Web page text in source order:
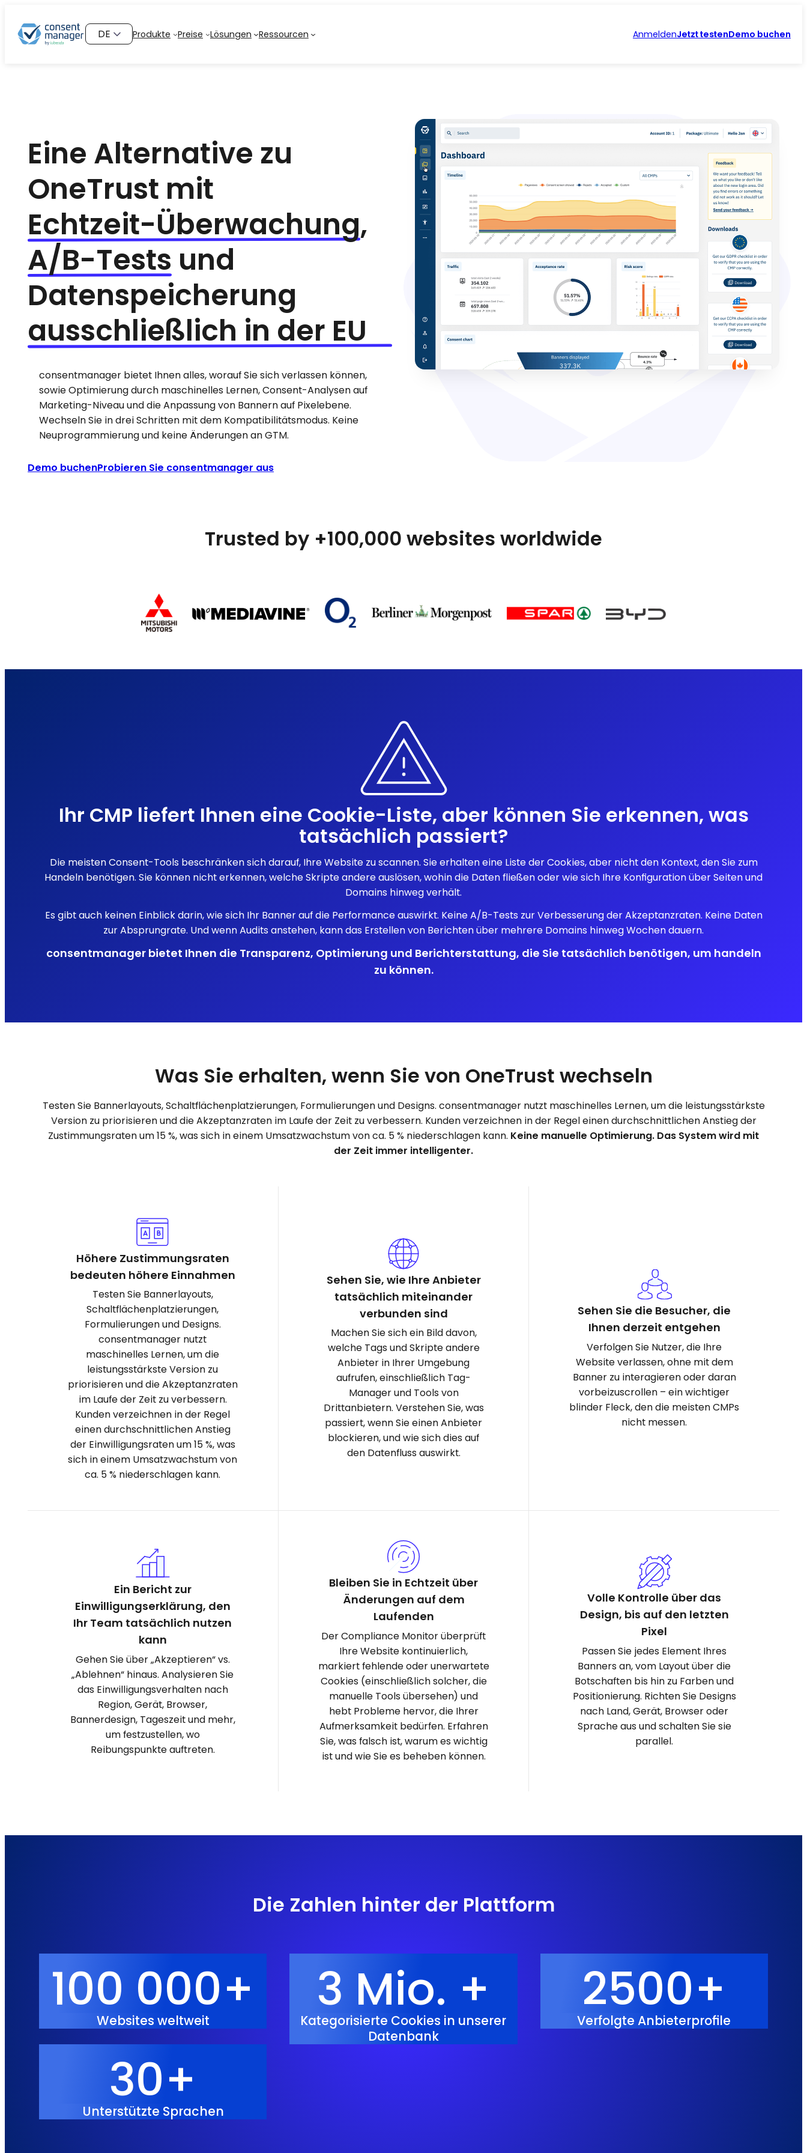
Inhalt
springen
Sprache
auswählen
Produkte Preise Lösungen Ressourcen AnmeldenJetzt testenDemo buchen
Eine Alternative zu
OneTrust mit
Echtzeit-Überwachung,
A/B-Tests und
Datenspeicherung
ausschließlich in der EU
consentmanager bietet Ihnen alles, worauf Sie sich verlassen können,
sowie Optimierung durch maschinelles Lernen, Consent-Analysen auf
Marketing-Niveau und die Anpassung von Bannern auf Pixelebene.
Wechseln Sie in drei Schritten mit dem Kompatibilitätsmodus. Keine
Neuprogrammierung und keine Änderungen an GTM.
Demo buchenProbieren Sie consentmanager aus
Trusted by +100,000 websites worldwide
Ihr CMP liefert Ihnen eine Cookie-Liste, aber können Sie erkennen, was
tatsächlich passiert?
Die meisten Consent-Tools beschränken sich darauf, Ihre Website zu scannen. Sie erhalten eine Liste der Cookies, aber nicht den Kontext, den Sie zum
Handeln benötigen. Sie können nicht erkennen, welche Skripte andere auslösen, wohin die Daten fließen oder wie sich Ihre Konfiguration über Seiten und
Domains hinweg verhält.
Es gibt auch keinen Einblick darin, wie sich Ihr Banner auf die Performance auswirkt. Keine A/B-Tests zur Verbesserung der Akzeptanzraten. Keine Daten
zur Absprungrate. Und wenn Audits anstehen, kann das Erstellen von Berichten über mehrere Domains hinweg Wochen dauern.
consentmanager bietet Ihnen die Transparenz, Optimierung und Berichterstattung, die Sie tatsächlich benötigen, um handeln
zu können.
Was Sie erhalten, wenn Sie von OneTrust wechseln
Testen Sie Bannerlayouts, Schaltflächenplatzierungen, Formulierungen und Designs. consentmanager nutzt maschinelles Lernen, um die leistungsstärkste
Version zu priorisieren und die Akzeptanzraten im Laufe der Zeit zu verbessern. Kunden verzeichnen in der Regel einen durchschnittlichen Anstieg der
Zustimmungsraten um 15 %, was sich in einem Umsatzwachstum von ca. 5 % niederschlagen kann. Keine manuelle Optimierung. Das System wird mit
der Zeit immer intelligenter.
Höhere Zustimmungsraten
bedeuten höhere Einnahmen
Testen Sie Bannerlayouts,
Schaltflächenplatzierungen,
Formulierungen und Designs.
consentmanager nutzt
maschinelles Lernen, um die
leistungsstärkste Version zu
priorisieren und die Akzeptanzraten
im Laufe der Zeit zu verbessern.
Kunden verzeichnen in der Regel
einen durchschnittlichen Anstieg
der Einwilligungsraten um 15 %, was
sich in einem Umsatzwachstum von
ca. 5 % niederschlagen kann.
Sehen Sie, wie Ihre Anbieter
tatsächlich miteinander
verbunden sind
Machen Sie sich ein Bild davon,
welche Tags und Skripte andere
Anbieter in Ihrer Umgebung
aufrufen, einschließlich Tag-
Manager und Tools von
Drittanbietern. Verstehen Sie, was
passiert, wenn Sie einen Anbieter
blockieren, und wie sich dies auf
den Datenfluss auswirkt.
Sehen Sie die Besucher, die
Ihnen derzeit entgehen
Verfolgen Sie Nutzer, die Ihre
Website verlassen, ohne mit dem
Banner zu interagieren oder daran
vorbeizuscrollen – ein wichtiger
blinder Fleck, den die meisten CMPs
nicht messen.
Ein Bericht zur
Einwilligungserklärung, den
Ihr Team tatsächlich nutzen
kann
Gehen Sie über „Akzeptieren“ vs.
„Ablehnen“ hinaus. Analysieren Sie
das Einwilligungsverhalten nach
Region, Gerät, Browser,
Bannerdesign, Tageszeit und mehr,
um festzustellen, wo
Reibungspunkte auftreten.
Bleiben Sie in Echtzeit über
Änderungen auf dem
Laufenden
Der Compliance Monitor überprüft
Ihre Website kontinuierlich,
markiert fehlende oder unerwartete
Cookies (einschließlich solcher, die
manuelle Tools übersehen) und
hebt Probleme hervor, die Ihrer
Aufmerksamkeit bedürfen. Erfahren
Sie, was falsch ist, warum es wichtig
ist und wie Sie es beheben können.
Volle Kontrolle über das
Design, bis auf den letzten
Pixel
Passen Sie jedes Element Ihres
Banners an, vom Layout über die
Botschaften bis hin zu Farben und
Positionierung. Richten Sie Designs
nach Land, Gerät, Browser oder
Sprache aus und schalten Sie sie
parallel.
Die Zahlen hinter der Plattform
100 000+
Websites weltweit
3 Mio. +
Kategorisierte Cookies in unserer
Datenbank
2500+
Verfolgte Anbieterprofile
30+
Unterstützte Sprachen